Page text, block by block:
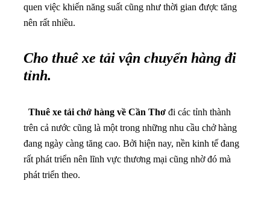
quen việc khiến năng suất cũng như thời gian được tăng
nên rất nhiều.
Cho thuê xe tải vận chuyển hàng đi
tỉnh.
Thuê xe tải chở hàng về Cần Thơ đi các tỉnh thành
trên cả nước cũng là một trong những nhu cầu chở hàng
đang ngày càng tăng cao. Bởi hiện nay, nền kinh tế đang
rất phát triển nên lĩnh vực thương mại cũng nhờ đó mà
phát triển theo.